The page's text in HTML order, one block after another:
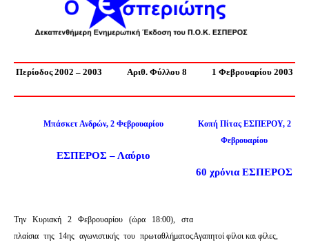
Περίοδος 2002 – 2003 Αριθ. Φύλλου 8 1 Φεβρουαρίου 2003
Μπάσκετ Ανδρών, 2 Φεβρουαρίου
ΕΣΠΕΡΟΣ – Λαύριο
Την Κυριακή 2 Φεβρουαρίου (ώρα 18:00), στα
πλαίσια της 14ης αγωνιστικής του πρωταθλήματος
Κοπή Πίτας ΕΣΠΕΡΟΥ, 2
Φεβρουαρίου
60 χρόνια ΕΣΠΕΡΟΣ
Αγαπητοί φίλοι και φίλες,